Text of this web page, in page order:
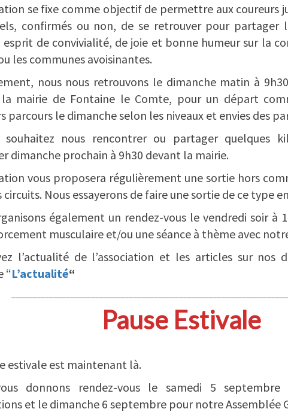
se fixe comme objectif de permettre aux coureurs
confirmés ou non, de se retrouver pour partager
esprit de convivialité, de joie et bonne humeur sur la
les communes avoisinantes.
nous nous retrouvons le dimanche matin à
mairie de Fontaine le Comte, pour un départ
parcours le dimanche selon les niveaux et envies des
souhaitez nous rencontrer ou partager quelques
dimanche prochain à 9h30 devant la mairie.
vous proposera régulièrement une sortie hors
circuits. Nous essayerons de faire une sortie de ce type
également un rendez-vous le vendredi soir à
musculaire et/ou une séance à thème avec
l’actualité de l’association et les articles sur nos
“L’actualité“
Pause Estivale
estivale est maintenant là.
donnons rendez-vous le samedi 5
et le dimanche 6 septembre pour notre Assemblée